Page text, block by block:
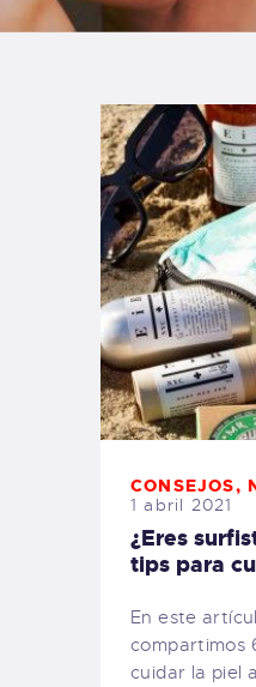
TIENDA
CONSEJOS,
1 abril 2021
¿Eres
tips para
En este
compartimos
cuidar la piel